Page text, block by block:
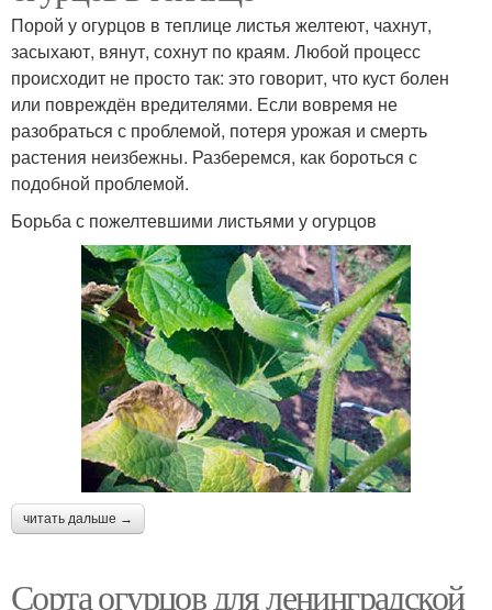
Порой у огурцов в теплице листья желтеют, чахнут,
засыхают, вянут, сохнут по краям. Любой процесс
происходит не просто так: это говорит, что куст болен
или повреждён вредителями. Если вовремя не
разобраться с проблемой, потеря урожая и смерть
растения неизбежны. Разберемся, как бороться с
подобной проблемой.
Борьба с пожелтевшими листьями у огурцов
читать дальше →
Сорта огурцов для ленинградской